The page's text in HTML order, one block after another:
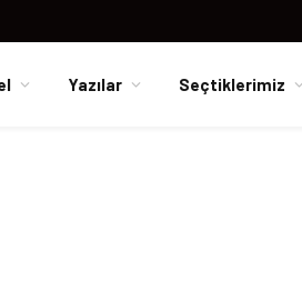
Yazılar Seçtiklerimiz